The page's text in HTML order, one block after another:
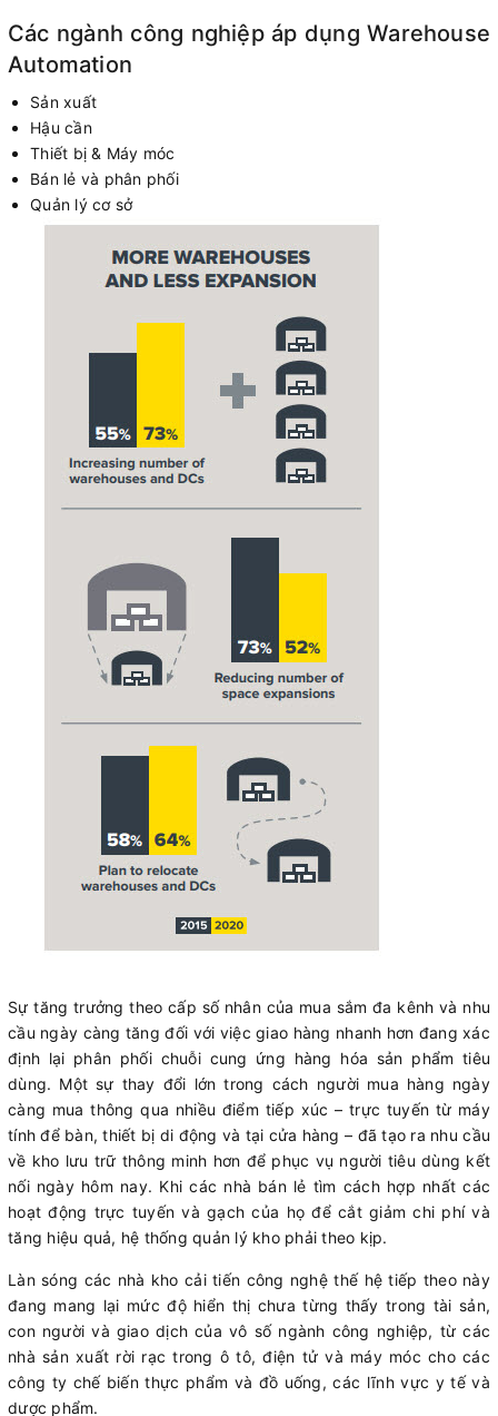
Các ngành công nghiệp áp dụng Warehouse
Automation
Sản xuất
Hậu cần
Thiết bị & Máy móc
Bán lẻ và phân phối
Quản lý cơ sở
Sự tăng trưởng theo cấp số nhân của mua sắm đa kênh và nhu
cầu ngày càng tăng đối với việc giao hàng nhanh hơn đang xác
định lại phân phối chuỗi cung ứng hàng hóa sản phẩm tiêu
dùng. Một sự thay đổi lớn trong cách người mua hàng ngày
càng mua thông qua nhiều điểm tiếp xúc – trực tuyến từ máy
tính để bàn, thiết bị di động và tại cửa hàng – đã tạo ra nhu cầu
về kho lưu trữ thông minh hơn để phục vụ người tiêu dùng kết
nối ngày hôm nay. Khi các nhà bán lẻ tìm cách hợp nhất các
hoạt động trực tuyến và gạch của họ để cắt giảm chi phí và
tăng hiệu quả, hệ thống quản lý kho phải theo kịp.
Làn sóng các nhà kho cải tiến công nghệ thế hệ tiếp theo này
đang mang lại mức độ hiển thị chưa từng thấy trong tài sản,
con người và giao dịch của vô số ngành công nghiệp, từ các
nhà sản xuất rời rạc trong ô tô, điện tử và máy móc cho các
công ty chế biến thực phẩm và đồ uống, các lĩnh vực y tế và
dược phẩm.